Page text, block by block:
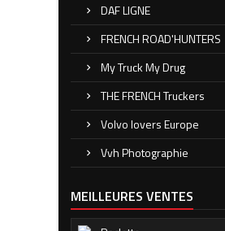
DAF LIGNE
FRENCH ROAD'HUNTERS
My Truck My Drug
THE FRENCH Truckers
Volvo lovers Europe
Vvh Photographie
MEILLEURES VENTES